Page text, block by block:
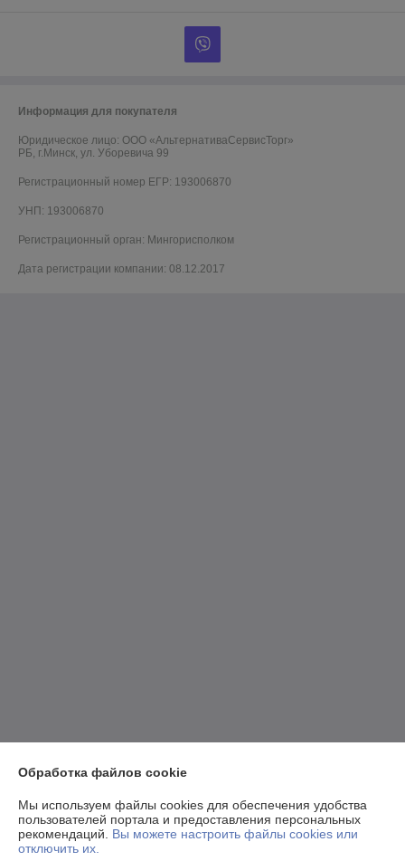
Информация для покупателя
Юридическое лицо: ООО «АльтернативаСервисТорг»
РБ, г.Минск, ул. Уборевича 99
Регистрационный номер ЕГР: 193006870
УНП: 193006870
Регистрационный орган: Мингорисполком
Дата регистрации компании: 08.12.2017
Обработка файлов cookie
Мы используем файлы cookies для обеспечения удобства
пользователей портала и предоставления персональных
рекомендаций. Вы можете настроить файлы cookies или
отключить их.